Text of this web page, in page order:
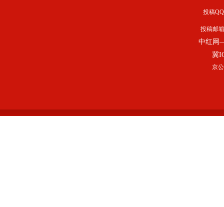
投稿
投稿邮
中红网
冀
京